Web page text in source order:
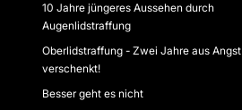
10 Jahre jüngeres Aussehen durch
Augenlidstraffung
Oberlidstraffung - Zwei Jahre aus Angst
verschenkt!
Besser geht es nicht